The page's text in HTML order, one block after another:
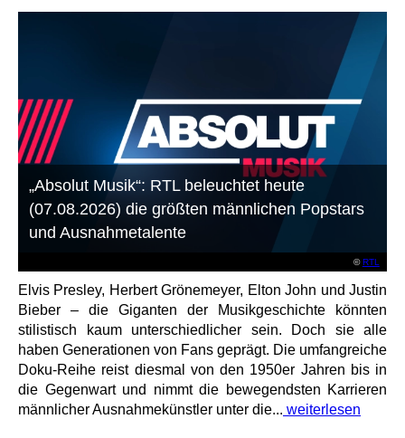
©RTL
„Absolut Musik“: RTL beleuchtet heute
(07.08.2026) die größten männlichen Popstars
und Ausnahmetalente
Elvis Presley, Herbert Grönemeyer, Elton John und Justin
Bieber – die Giganten der Musikgeschichte könnten
stilistisch kaum unterschiedlicher sein. Doch sie alle
haben Generationen von Fans geprägt. Die umfangreiche
Doku-Reihe reist diesmal von den 1950er Jahren bis in
die Gegenwart und nimmt die bewegendsten Karrieren
männlicher Ausnahmekünstler unter die... weiterlesen